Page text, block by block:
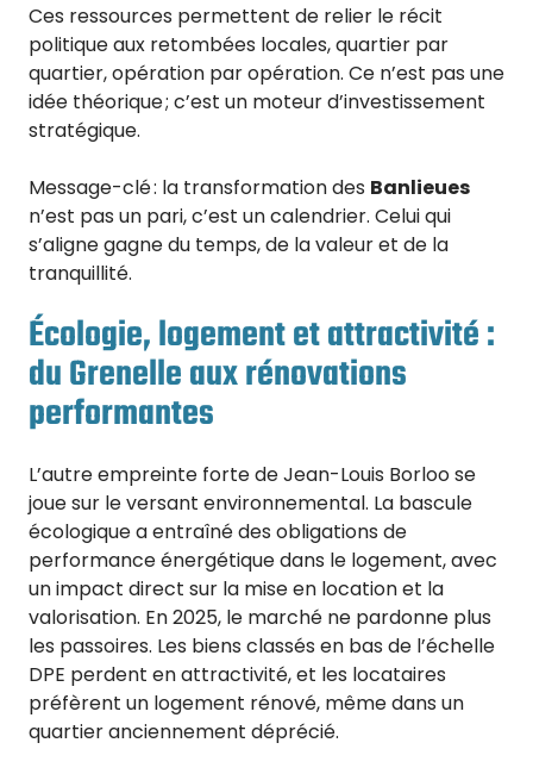
Ces ressources permettent de relier le récit
politique aux retombées locales, quartier par
quartier, opération par opération. Ce n’est pas une
idée théorique ; c’est un moteur d’investissement
stratégique.
Message-clé : la transformation des Banlieues
n’est pas un pari, c’est un calendrier. Celui qui
s’aligne gagne du temps, de la valeur et de la
tranquillité.
Écologie, logement et attractivité :
du Grenelle aux rénovations
performantes
L’autre empreinte forte de Jean-Louis Borloo se
joue sur le versant environnemental. La bascule
écologique a entraîné des obligations de
performance énergétique dans le logement, avec
un impact direct sur la mise en location et la
valorisation. En 2025, le marché ne pardonne plus
les passoires. Les biens classés en bas de l’échelle
DPE perdent en attractivité, et les locataires
préfèrent un logement rénové, même dans un
quartier anciennement déprécié.